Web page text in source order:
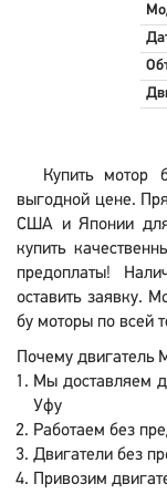
Купить
выгодной цене.
США и Японии
купить
предоплаты!
оставить заявку.
бу моторы по всей
Почему двигатель
Мы доставляем
Уфу
Работаем без
Двигатели без
Привозим